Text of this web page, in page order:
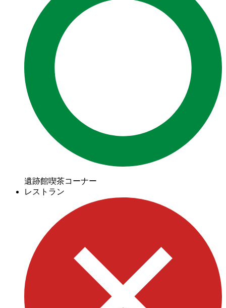
遺跡館喫茶コーナー
レストラン